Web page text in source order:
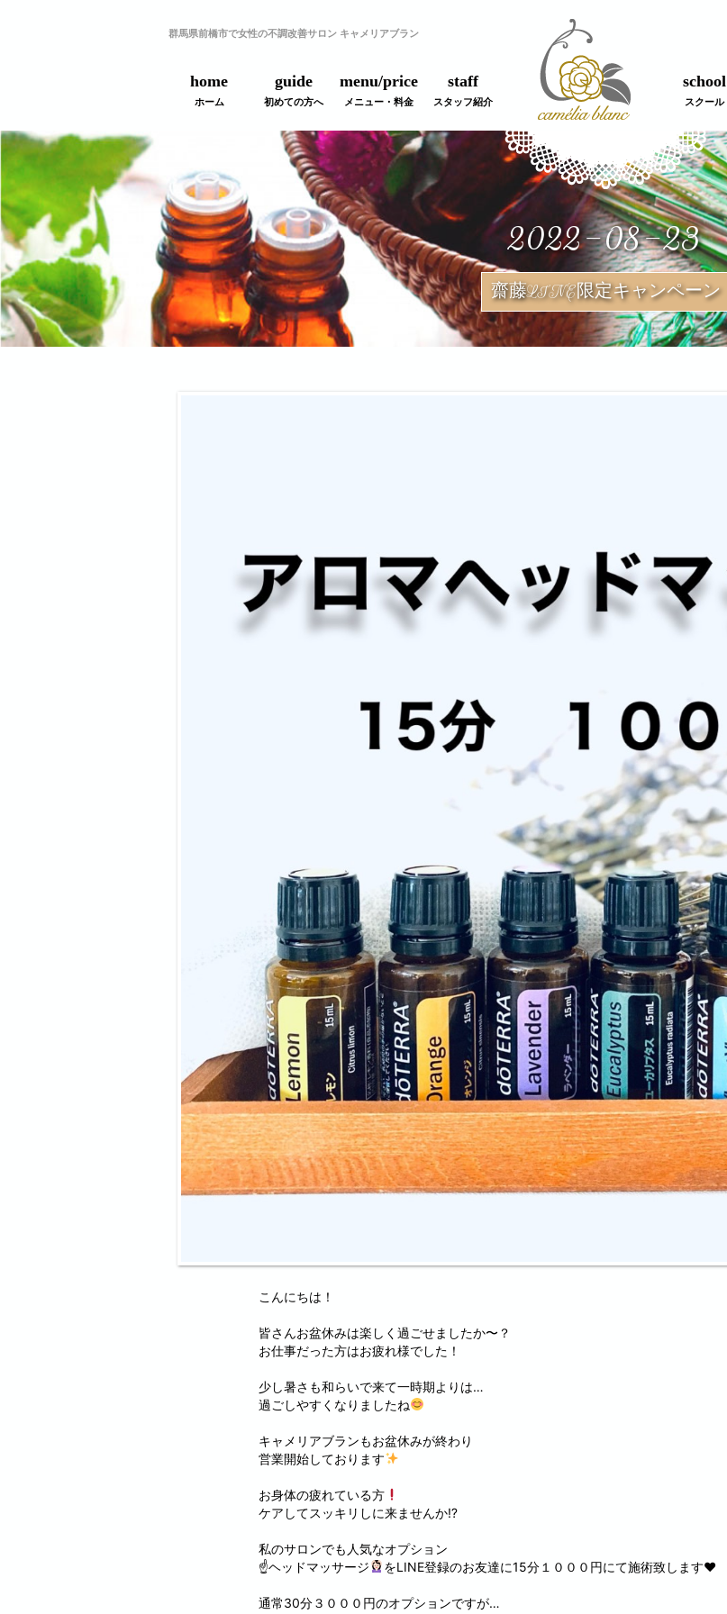
群馬県前橋市で女性の不調改善サロン キャメリアブラン
home
ホーム
guide
初めての方へ
menu/price
メニュー・料金
staff
スタッフ紹介
school
スクール
2022-08-23
齋藤LINE限定キャンペーン
こんにちは！
皆さんお盆休みは楽しく過ごせましたか〜？
お仕事だった方はお疲れ様でした！
少し暑さも和らいで来て一時期よりは…
過ごしやすくなりましたね
キャメリアブランもお盆休みが終わり
営業開始しております
お身体の疲れている方
ケアしてスッキリしに来ませんか⁉
私のサロンでも人気なオプション
☝ヘッドマッサージ をLINE登録のお友達に15分１０００円にて施術致します♥
通常30分３０００円のオプションですが…